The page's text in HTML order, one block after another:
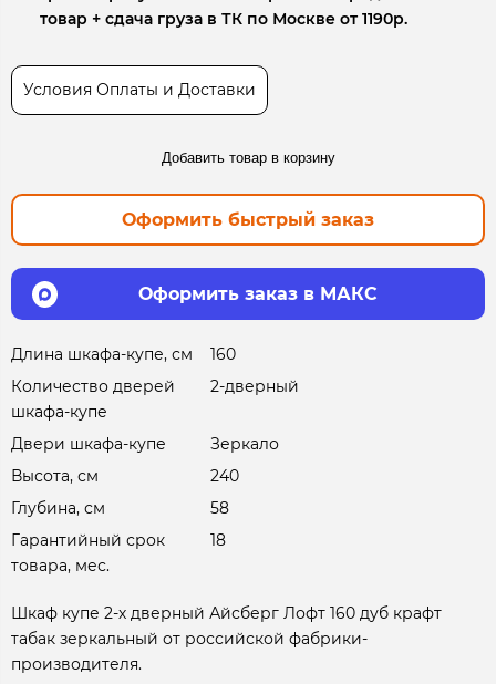
товар + сдача груза в ТК по Москве от 1190р.
Условия Оплаты и Доставки
Добавить товар в корзину
Оформить быстрый заказ
Оформить заказ в МАКС
Длина шкафа-купе, см
160
Количество дверей
шкафа-купе
2-дверный
Двери шкафа-купе
Зеркало
Высота, см
240
Глубина, см
58
Гарантийный срок
товара, мес.
18
Шкаф купе 2-х дверный Айсберг Лофт 160 дуб крафт
табак зеркальный от российской фабрики-
производителя.